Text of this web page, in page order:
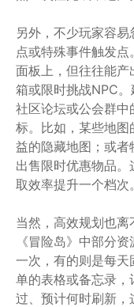
另外，不少玩家容
点或特殊事件触发
面板上，但往往能
箱或限时挑战NPC
社区论坛或公会群中
标。比如，某些地
益的隐藏地图；或者
出售限时优惠物品
取效率提升一个档次。
当然，高效规划也离
《冒险岛》中部分
一次，有的则是每
单的表格或备忘录
过、预计何时刷新，